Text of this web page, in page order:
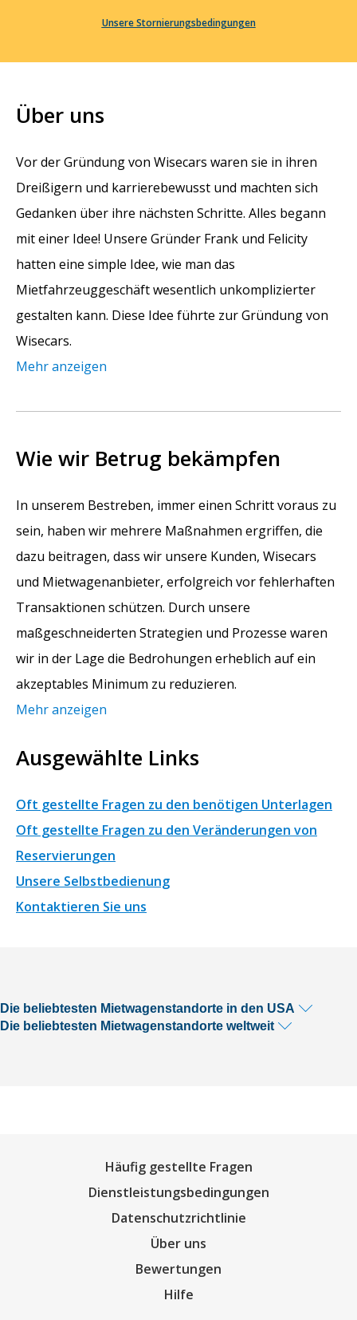
Unsere Stornierungsbedingungen
Über uns
Vor der Gründung von Wisecars waren sie in ihren
Dreißigern und karrierebewusst und machten sich
Gedanken über ihre nächsten Schritte. Alles begann
mit einer Idee! Unsere Gründer Frank und Felicity
hatten eine simple Idee, wie man das
Mietfahrzeuggeschäft wesentlich unkomplizierter
gestalten kann. Diese Idee führte zur Gründung von
Wisecars.
Mehr anzeigen
Wie wir Betrug bekämpfen
In unserem Bestreben, immer einen Schritt voraus zu
sein, haben wir mehrere Maßnahmen ergriffen, die
dazu beitragen, dass wir unsere Kunden, Wisecars
und Mietwagenanbieter, erfolgreich vor fehlerhaften
Transaktionen schützen. Durch unsere
maßgeschneiderten Strategien und Prozesse waren
wir in der Lage die Bedrohungen erheblich auf ein
akzeptables Minimum zu reduzieren.
Mehr anzeigen
Ausgewählte Links
Oft gestellte Fragen zu den benötigen Unterlagen
Oft gestellte Fragen zu den Veränderungen von
Reservierungen
Unsere Selbstbedienung
Kontaktieren Sie uns
Die beliebtesten Mietwagenstandorte in den USA
Die beliebtesten Mietwagenstandorte weltweit
Häufig gestellte Fragen
Dienstleistungsbedingungen
Datenschutzrichtlinie
Über uns
Bewertungen
Hilfe